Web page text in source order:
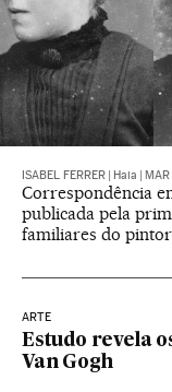
ISABEL FERRER Haia
Correspondência
publicada pela
familiares do pintor
ARTE
Estudo revela
Van Gogh